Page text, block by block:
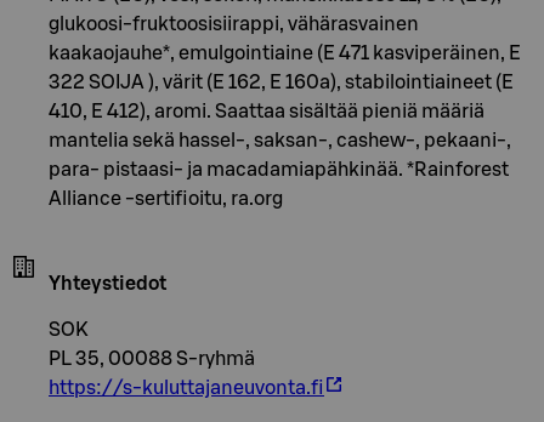
glukoosi-fruktoosisiirappi, vähärasvainen
kaakaojauhe*, emulgointiaine (E 471 kasviperäinen, E
322 SOIJA ), värit (E 162, E 160a), stabilointiaineet (E
410, E 412), aromi. Saattaa sisältää pieniä määriä
mantelia sekä hassel-, saksan-, cashew-, pekaani-,
para- pistaasi- ja macadamiapähkinää. *Rainforest
Alliance -sertifioitu, ra.org
Yhteystiedot
SOK
PL 35, 00088 S-ryhmä
https://s-kuluttajaneuvonta.fi